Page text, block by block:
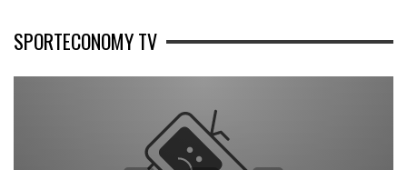
SPORTECONOMY TV